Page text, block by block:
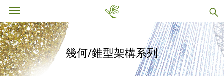
幾何/錐型架構系列